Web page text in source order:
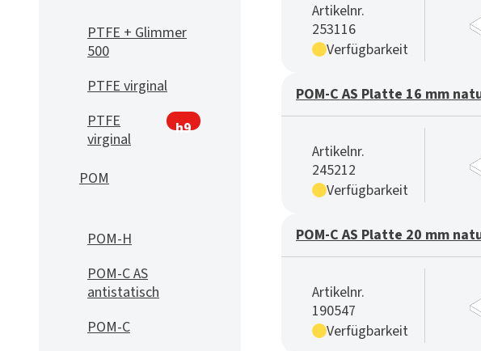
PTFE + Glimmer
500
PTFE virginal
PTFE
virginal
h9
POM
POM-H
POM-C AS
antistatisch
POM-C
Artikelnr.
253116
Verfügbarkeit
POM-C AS Platte 16 mm
Artikelnr.
245212
Verfügbarkeit
POM-C AS Platte 20 mm
Artikelnr.
190547
Verfügbarkeit